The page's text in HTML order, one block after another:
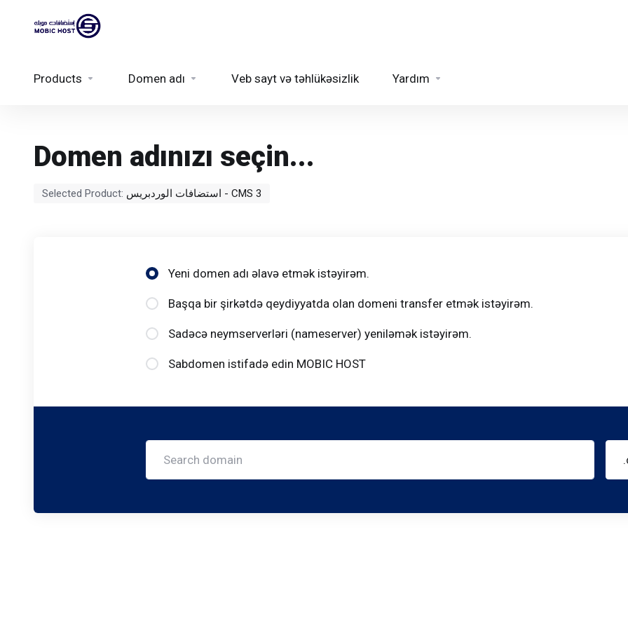
Products Domen adı Veb sayt və təhlükəsizlik Yardım
Domen adınızı seçin...
Selected Product: استضافات الوردبريس - CMS 3
Yeni domen adı əlavə etmək istəyirəm.
Başqa bir şirkətdə qeydiyyatda olan domeni transfer etmək istəyirəm.
Sadəcə neymserverləri (nameserver) yeniləmək istəyirəm.
Sabdomen istifadə edin MOBIC HOST